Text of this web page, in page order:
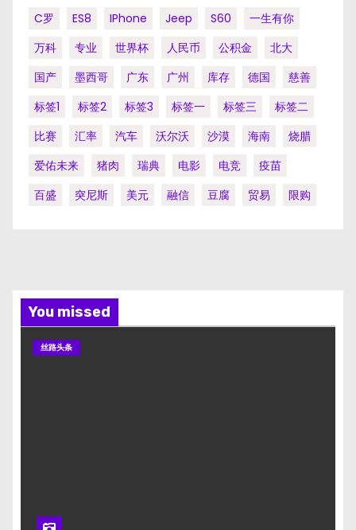
C罗 ES8 IPhone Jeep S60
一生有你
万科
专业 世界杯 人民币 公积金
北大
国产
墨西哥 广东 广州 库存 德国
慈善
标签1
标签2 标签3 标签一 标签三
标签二
比赛
汇率 汽车 沃尔沃 沙漠 海南
烧腊
爱佑未来
猪肉 瑞典 电影 电竞
疫苗
百盛
突尼斯 美元 融信 豆腐 贸易 限购
You missed
丝路头条